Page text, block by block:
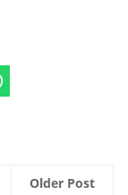
Older Post